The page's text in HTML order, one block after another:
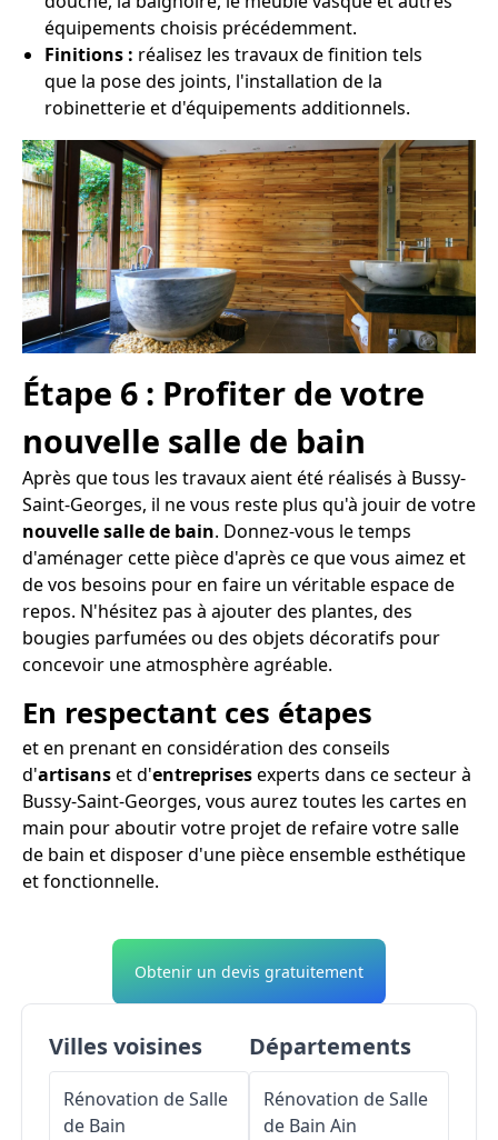
équipements choisis précédemment.
Finitions : réalisez les travaux de finition tels
que la pose des joints, l'installation de la
robinetterie et d'équipements additionnels.
Étape 6 : Profiter de votre
nouvelle salle de bain
Après que tous les travaux aient été réalisés à Bussy-
Saint-Georges, il ne vous reste plus qu'à jouir de votre
nouvelle salle de bain. Donnez-vous le temps
d'aménager cette pièce d'après ce que vous aimez et
de vos besoins pour en faire un véritable espace de
repos. N'hésitez pas à ajouter des plantes, des
bougies parfumées ou des objets décoratifs pour
concevoir une atmosphère agréable.
En respectant ces étapes
et en prenant en considération des conseils
d'artisanset d'entreprisesexperts dans ce secteur à
Bussy-Saint-Georges, vous aurez toutes les cartes en
main pour aboutir votre projet de refaire votre salle
de bain et disposer d'une pièce ensemble esthétique
et fonctionnelle.
Obtenir un devis gratuitement
Villes voisines
Rénovation de Salle
de Bain
Départements
Rénovation de Salle
de Bain Ain